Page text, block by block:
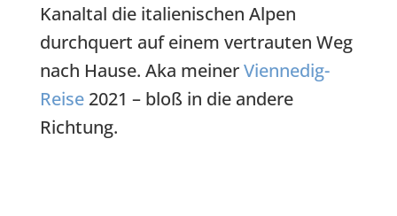
Kanaltal die italienischen Alpen
durchquert auf einem vertrauten Weg
nach Hause. Aka meinerViennedig-
Reise2021 – bloß in die andere
Richtung.